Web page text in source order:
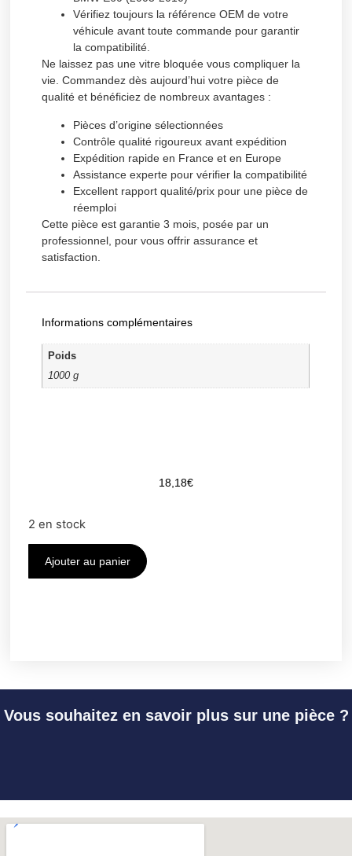
Vérifiez toujours la référence OEM de votre
véhicule avant toute commande pour garantir
la compatibilité.
Ne laissez pas une vitre bloquée vous compliquer la
vie. Commandez dès aujourd’hui votre pièce de
qualité et bénéficiez de nombreux avantages :
Pièces d’origine sélectionnées
Contrôle qualité rigoureux avant expédition
Expédition rapide en France et en Europe
Assistance experte pour vérifier la compatibilité
Excellent rapport qualité/prix pour une pièce de
réemploi
Cette pièce est garantie 3 mois, posée par un
professionnel, pour vous offrir assurance et
satisfaction.
Informations complémentaires
Poids
1000 g
18,18€
2 en stock
Ajouter au panier
Vous souhaitez en savoir plus sur une pièce ?